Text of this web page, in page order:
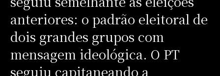
anteriores: o padrão eleitoral de
dois grandes grupos com
mensagem ideológica. O PT
seguiu capitaneando a